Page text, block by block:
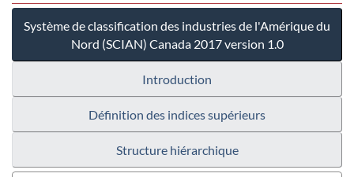
Système de classification des industries de l'Amérique du
Nord (SCIAN) Canada 2017 version 1.0
Introduction
Définition des indices supérieurs
Structure hiérarchique